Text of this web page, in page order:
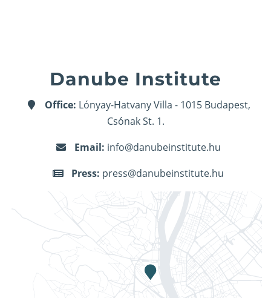
Danube Institute
Office: Lónyay-Hatvany Villa - 1015 Budapest,
Csónak St. 1.
Email: info@danubeinstitute.hu
Press: press@danubeinstitute.hu